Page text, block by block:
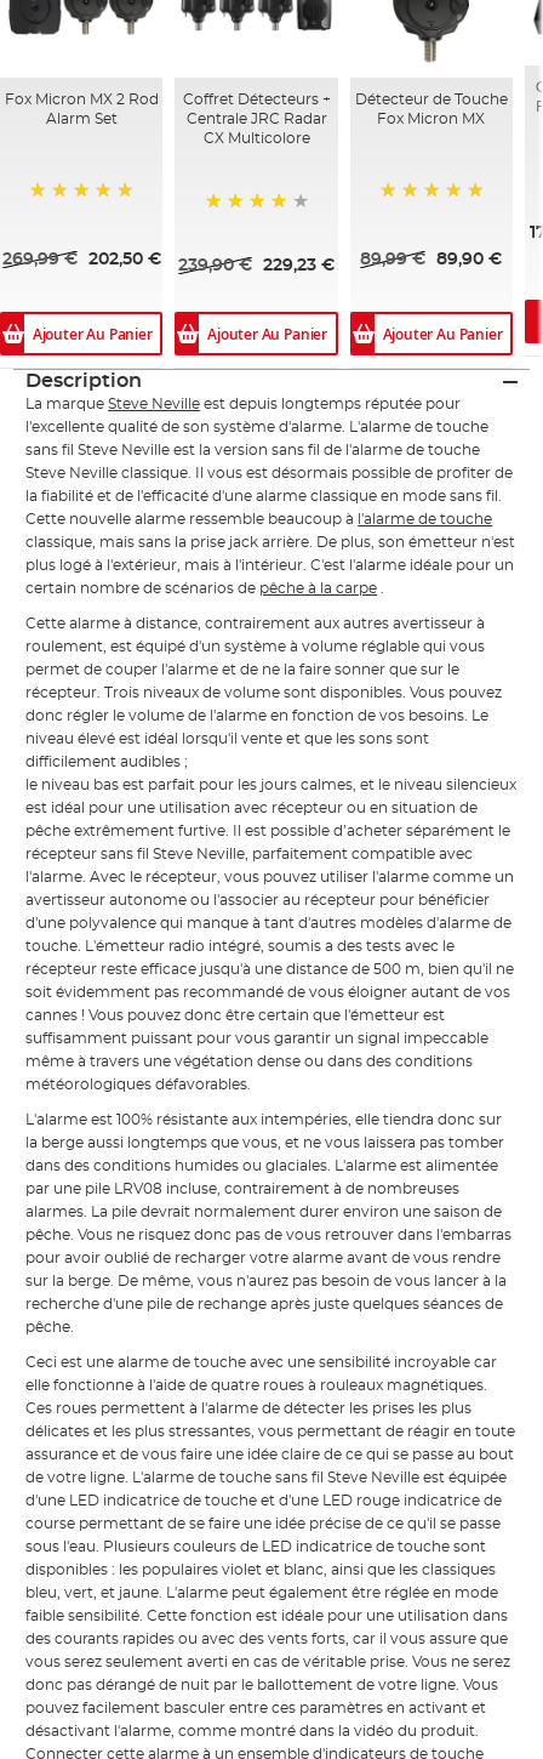
Fox Micron MX 2 Rod
Alarm Set
269,99 € 202,50 €
Ajouter Au Panier
Coffret Détecteurs +
Centrale JRC Radar
CX Multicolore
239,90 € 229,23 €
Ajouter Au Panier
Détecteur de Touche
Fox Micron MX
89,99 € 89,90 €
Ajouter Au Panier
Description
La marqueSteve Neville est depuis longtemps réputée pour
l'excellente qualité de son système d'alarme. L'alarme de touche
sans fil Steve Neville est la version sans fil de l'alarme de touche
Steve Neville classique. Il vous est désormais possible de profiter de
la fiabilité et de l'efficacité d'une alarme classique en mode sans fil.
Cette nouvelle alarme ressemble beaucoup à l'alarme de touche
classique, mais sans la prise jack arrière. De plus, son émetteur n'est
plus logé à l'extérieur, mais à l'intérieur. C'est l'alarme idéale pour un
certain nombre de scénarios de pêche à la carpe .
Cette alarme à distance, contrairement aux autres avertisseur à
roulement, est équipé d'un système à volume réglable qui vous
permet de couper l'alarme et de ne la faire sonner que sur le
récepteur. Trois niveaux de volume sont disponibles. Vous pouvez
donc régler le volume de l'alarme en fonction de vos besoins. Le
niveau élevé est idéal lorsqu'il vente et que les sons sont
difficilement audibles ;
le niveau bas est parfait pour les jours calmes, et le niveau silencieux
est idéal pour une utilisation avec récepteur ou en situation de
pêche extrêmement furtive. Il est possible d’acheter séparément le
récepteur sans fil Steve Neville, parfaitement compatible avec
l'alarme. Avec le récepteur, vous pouvez utiliser l'alarme comme un
avertisseur autonome ou l'associer au récepteur pour bénéficier
d'une polyvalence qui manque à tant d'autres modèles d'alarme de
touche. L'émetteur radio intégré, soumis a des tests avec le
récepteur reste efficace jusqu'à une distance de 500 m, bien qu'il ne
soit évidemment pas recommandé de vous éloigner autant de vos
cannes ! Vous pouvez donc être certain que l'émetteur est
suffisamment puissant pour vous garantir un signal impeccable
même à travers une végétation dense ou dans des conditions
météorologiques défavorables.
L'alarme est 100% résistante aux intempéries, elle tiendra donc sur
la berge aussi longtemps que vous, et ne vous laissera pas tomber
dans des conditions humides ou glaciales. L'alarme est alimentée
par une pile LRV08 incluse, contrairement à de nombreuses
alarmes. La pile devrait normalement durer environ une saison de
pêche. Vous ne risquez donc pas de vous retrouver dans l'embarras
pour avoir oublié de recharger votre alarme avant de vous rendre
sur la berge. De même, vous n'aurez pas besoin de vous lancer à la
recherche d'une pile de rechange après juste quelques séances de
pêche.
Ceci est une alarme de touche avec une sensibilité incroyable car
elle fonctionne à l'aide de quatre roues à rouleaux magnétiques.
Ces roues permettent à l'alarme de détecter les prises les plus
délicates et les plus stressantes, vous permettant de réagir en toute
assurance et de vous faire une idée claire de ce qui se passe au bout
de votre ligne. L'alarme de touche sans fil Steve Neville est équipée
d'une LED indicatrice de touche et d'une LED rouge indicatrice de
course permettant de se faire une idée précise de ce qu'il se passe
sous l'eau. Plusieurs couleurs de LED indicatrice de touche sont
disponibles : les populaires violet et blanc, ainsi que les classiques
bleu, vert, et jaune. L'alarme peut également être réglée en mode
faible sensibilité. Cette fonction est idéale pour une utilisation dans
des courants rapides ou avec des vents forts, car il vous assure que
vous serez seulement averti en cas de véritable prise. Vous ne serez
donc pas dérangé de nuit par le ballottement de votre ligne. Vous
pouvez facilement basculer entre ces paramètres en activant et
désactivant l'alarme, comme montré dans la vidéo du produit.
Connecter cette alarme à un ensembled'indicateurs de touche